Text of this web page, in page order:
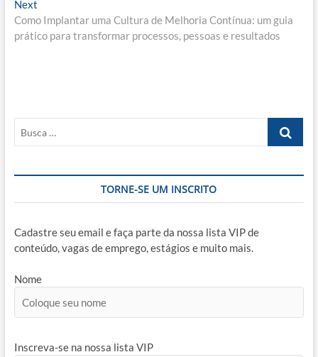
Post
NextNext
post:
Como Implantar uma Cultura de Melhoria Contínua: um guia
prático para transformar processos, pessoas e resultados
Busca
TORNE-SE UM INSCRITO
Cadastre seu email e faça parte da nossa lista VIP de
conteúdo, vagas de emprego, estágios e muito mais.
Nome
Inscreva-se na nossa lista VIP